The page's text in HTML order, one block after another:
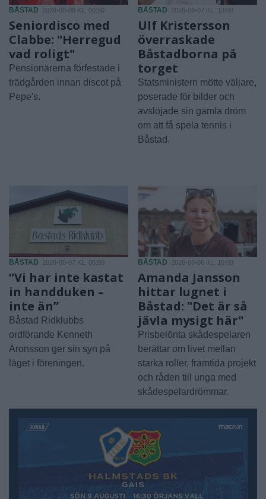
BÅSTAD 2026-08-08 KL. 06:00
Seniordisco med
Clabbe: "Herregud
vad roligt"
Pensionärerna förfestade i
trädgården innan discot på
Pepe's.
BÅSTAD 2026-08-07 KL. 13:00
Ulf Kristersson
överraskade
Båstadborna på
torget
Statsministern mötte väljare,
poserade för bilder och
avslöjade sin gamla dröm
om att få spela tennis i
Båstad.
BÅSTAD 2026-08-07 KL. 06:00
”Vi har inte kastat
in handduken –
inte än”
Båstad Ridklubbs
ordförande Kenneth
Aronsson ger sin syn på
läget i föreningen.
BÅSTAD 2026-08-06 KL. 15:00
Amanda Jansson
hittar lugnet i
Båstad: "Det är så
jävla mysigt här"
Prisbelönta skådespelaren
berättar om livet mellan
starka roller, framtida projekt
och råden till unga med
skådespelardrömmar.